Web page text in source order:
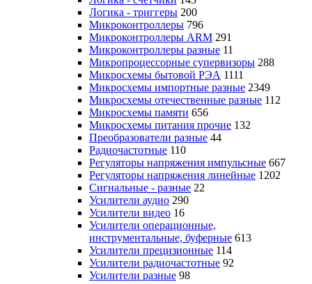
Логика - триггеры 200
Микроконтроллеры 796
Микроконтроллеры ARM 291
Микроконтроллеры разные 11
Микропроцессорные супервизоры 288
Микросхемы бытовой РЭА 1111
Микросхемы импортные разные 2349
Микросхемы отечественные разные 112
Микросхемы памяти 656
Микросхемы питания прочие 132
Преобразователи разные 44
Радиочастотные 110
Регуляторы напряжения импульсные 667
Регуляторы напряжения линейные 1202
Сигнальные - разные 22
Усилители аудио 290
Усилители видео 16
Усилители операционные,
инструментальные, буферные 613
Усилители прецизионные 114
Усилители радиочастотные 92
Усилители разные 98